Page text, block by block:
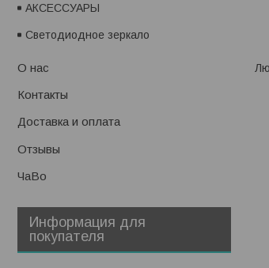
АКСЕССУАРЫ
Светодиодное зеркало
О нас
Контакты
Доставка и оплата
Отзывы
ЧаВо
Информация для
покупателя